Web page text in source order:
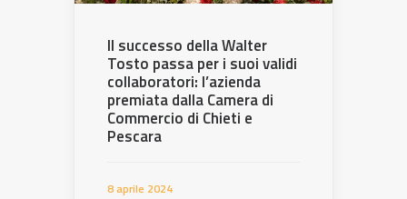
Il successo della Walter
Tosto passa per i suoi validi
collaboratori: l’azienda
premiata dalla Camera di
Commercio di Chieti e
Pescara
8 aprile 2024